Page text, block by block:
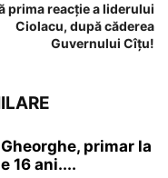
prima reacție a liderului
Ciolacu, după căderea
Guvernului Cîțu!
primar la
16 ani....